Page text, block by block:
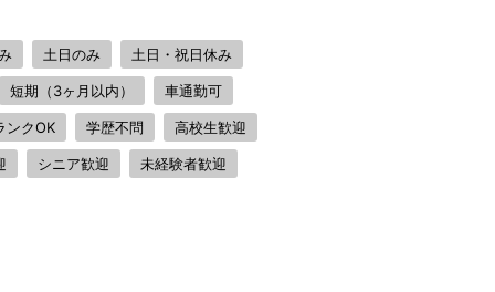
土日のみ 土日・祝日休み
短期（3ヶ月以内） 車通勤可
ンクOK 学歴不問 高校生歓迎
シニア歓迎 未経験者歓迎